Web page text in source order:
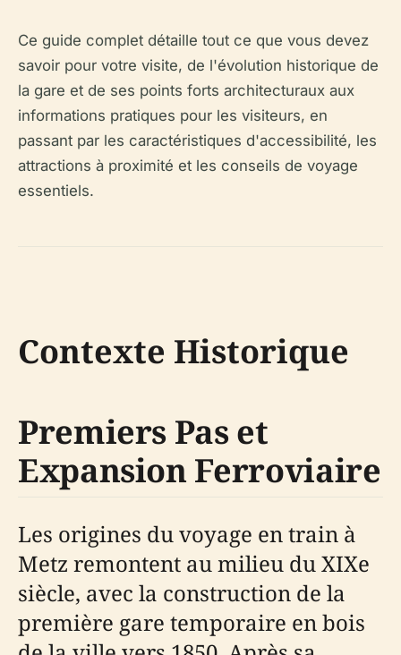
Ce guide complet détaille tout ce que vous devez
savoir pour votre visite, de l'évolution historique de
la gare et de ses points forts architecturaux aux
informations pratiques pour les visiteurs, en
passant par les caractéristiques d'accessibilité, les
attractions à proximité et les conseils de voyage
essentiels.
Contexte Historique
Premiers Pas et
Expansion Ferroviaire
Les origines du voyage en train à
Metz remontent au milieu du XIXe
siècle, avec la construction de la
première gare temporaire en bois